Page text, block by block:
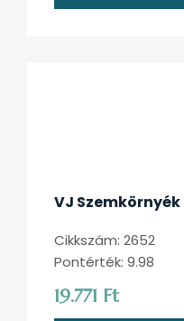
VJ
Cikkszám: 2652
Pontérték: 9.98
19.771 Ft